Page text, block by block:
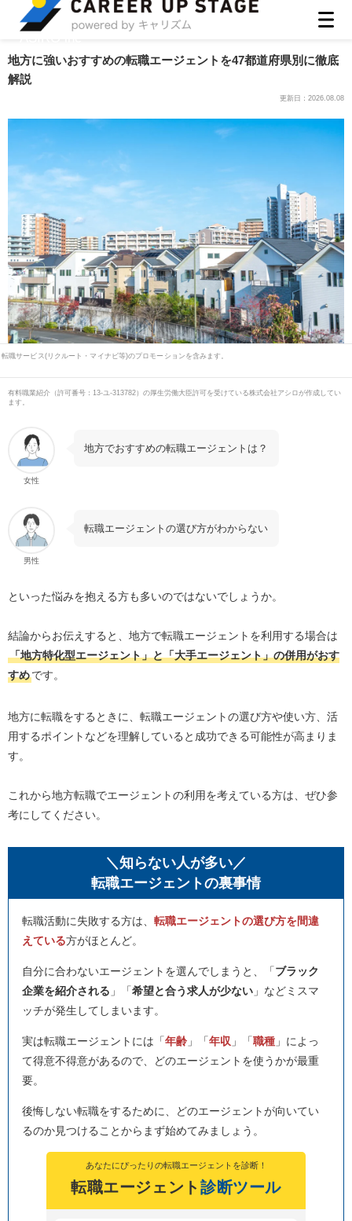
地方に強いおすすめの転職エージェントを47都道府県別に徹底
解説
更新日：2026.08.08
転職サービス(リクルート・マイナビ等)のプロモーションを含みます。
有料職業紹介（許可番号：13-ユ-313782）の厚生労働大臣許可を受けている株式会社アシロが作成してい
ます。
女性
地方でおすすめの転職エージェントは？
男性
転職エージェントの選び方がわからない
といった悩みを抱える方も多いのではないでしょうか。
結論からお伝えすると、地方で転職エージェントを利用する場合は
「地方特化型エージェント」と「大手エージェント」の併用がおす
すめです。
地方に転職をするときに、転職エージェントの選び方や使い方、活
用するポイントなどを理解していると成功できる可能性が高まりま
す。
これから地方転職でエージェントの利用を考えている方は、ぜひ参
考にしてください。
＼知らない人が多い／
転職エージェントの裏事情
転職活動に失敗する方は、転職エージェントの選び方を間違
えている方がほとんど。
自分に合わないエージェントを選んでしまうと、「ブラック
企業を紹介される 」「希望と合う求人が少ない 」などミスマ
ッチが発生してしまいます。
実は転職エージェントには「年齢 」「年収 」「職種 」によっ
て得意不得意があるので、どのエージェントを使うかが最重
要。
後悔しない転職をするために、どのエージェントが向いてい
るのか見つけることからまず始めてみましょう。
あなたにぴったりの転職エージェントを診断！
転職エージェント 診断ツール